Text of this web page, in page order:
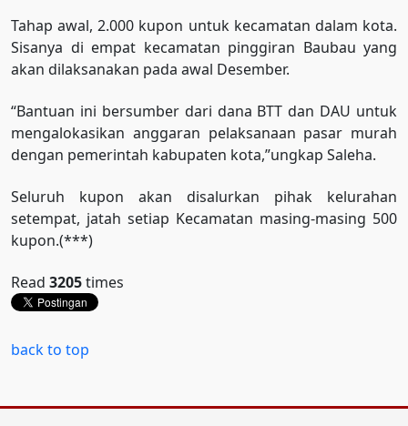
Tahap awal, 2.000 kupon untuk kecamatan dalam kota.
Sisanya di empat kecamatan pinggiran Baubau yang
akan dilaksanakan pada awal Desember.
“Bantuan ini bersumber dari dana BTT dan DAU untuk
mengalokasikan anggaran pelaksanaan pasar murah
dengan pemerintah kabupaten kota,”ungkap Saleha.
Seluruh kupon akan disalurkan pihak kelurahan
setempat, jatah setiap Kecamatan masing-masing 500
kupon.(***)
Read 3205times
back to top